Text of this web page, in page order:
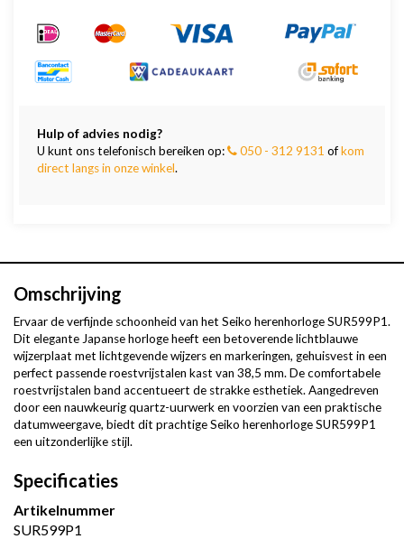
Hulp of advies nodig?
U kunt ons telefonisch bereiken op:
050 - 312 9131 ofkom
direct langs in onze winkel.
Omschrijving
Ervaar de verfijnde schoonheid van het Seiko herenhorloge SUR599P1.
Dit elegante Japanse horloge heeft een betoverende lichtblauwe
wijzerplaat met lichtgevende wijzers en markeringen, gehuisvest in een
perfect passende roestvrijstalen kast van 38,5 mm. De comfortabele
roestvrijstalen band accentueert de strakke esthetiek. Aangedreven
door een nauwkeurig quartz-uurwerk en voorzien van een praktische
datumweergave, biedt dit prachtige Seiko herenhorloge SUR599P1
een uitzonderlijke stijl.
Specificaties
Artikelnummer
SUR599P1